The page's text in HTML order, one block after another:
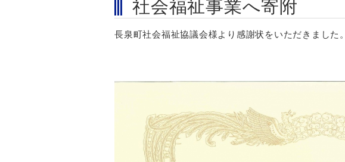
社会福祉事業へ寄附
長泉町社会福祉協議会様より感謝状をいただきました。